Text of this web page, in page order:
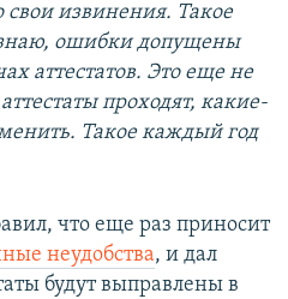
извинения. Такое
знаю, ошибки допущены
аттестатов. Это еще не
проходят, какие-
Такое каждый год
что еще раз приносит
неудобства, и дал
будут выправлены в